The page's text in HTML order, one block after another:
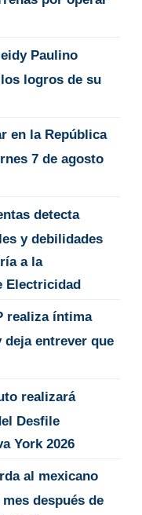
Paulino
logros de su
en la República
7 de agosto
detecta
y debilidades
a la
Electricidad
realiza íntima
deja entrever que
realizará
Desfile
York 2026
al mexicano
después de